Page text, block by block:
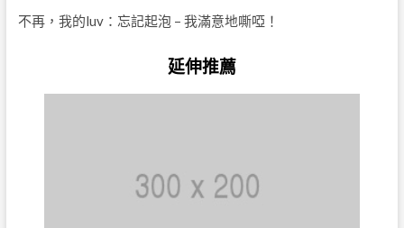
不再，我的luv：忘記起泡 – 我滿意地嘶啞！
延伸推薦